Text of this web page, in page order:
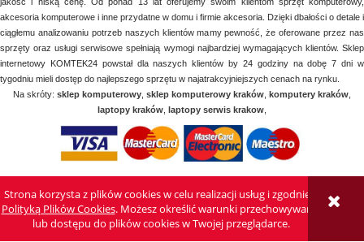
Strona korzysta z plików cookies w celu realizacji usług i zgodnie z
Polityką Plików Cookies. Możesz określić warunki przechowywania
lub dostępu do plików cookies w Twojej przeglądarce.
akcesoria komputerowe i inne przydatne w domu i firmie akcesoria. Dzięki dbałości o detale i
ciągłemu analizowaniu potrzeb naszych klientów mamy pewność, że oferowane przez nas
sprzęty oraz usługi serwisowe spełniają wymogi najbardziej wymagających klientów. Sklep
internetowy KOMTEK24 powstał dla naszych klientów by 24 godziny na dobę 7 dni w
tygodniu mieli dostęp do najlepszego sprzętu w najatrakcyjniejszych cenach na rynku.
Na skróty: sklep komputerowy sklep komputerowy kraków komputery kraków
laptopy kraków laptopy serwis krakow
POKAŻ PEŁNĄ WERSJĘ STRONY
Sklep internetowy Shoper.pl